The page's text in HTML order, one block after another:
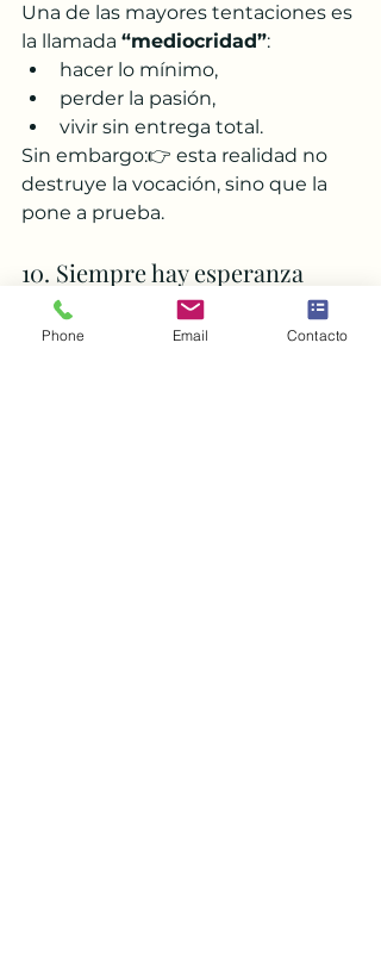
Una de las mayores tentaciones es
la llamada “mediocridad”:
hacer lo mínimo,
perder la pasión,
vivir sin entrega total.
Sin embargo:👉 esta realidad no
destruye la vocación, sino que la
pone a prueba.
10. Siempre hay esperanza
Se cuenta el testimonio de un
fraile que descubrió
Phone Email Contacto